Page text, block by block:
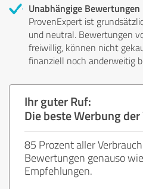
Unabhängige Bewertungen
ProvenExpert ist
und neutral. Bewertungen
freiwillig, können nicht
finanziell noch anderweitig
Ihr guter Ruf:
Die beste Werbung
85 Prozent aller
Bewertungen genauso
Empfehlungen.